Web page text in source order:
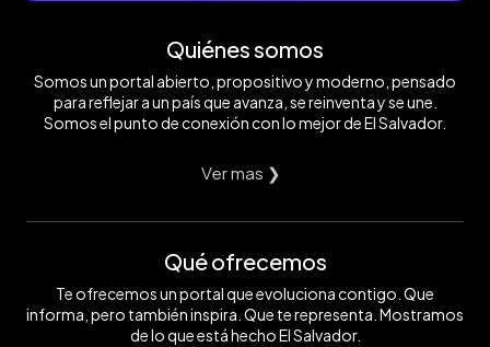
Quiénes somos
Somos un portal abierto, propositivo y moderno, pensado
para reflejar a un país que avanza, se reinventa y se une.
Somos el punto de conexión con lo mejor de El Salvador.
Ver mas ❯
Qué ofrecemos
Te ofrecemos un portal que evoluciona contigo. Que
informa, pero también inspira. Que te representa. Mostramos
de lo que está hecho El Salvador.